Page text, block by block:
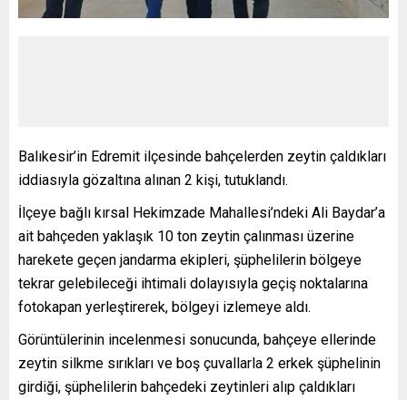
Balıkesir’in Edremit ilçesinde bahçelerden zeytin çaldıkları
iddiasıyla gözaltına alınan 2 kişi, tutuklandı.
İlçeye bağlı kırsal Hekimzade Mahallesi’ndeki Ali Baydar’a
ait bahçeden yaklaşık 10 ton zeytin çalınması üzerine
harekete geçen jandarma ekipleri, şüphelilerin bölgeye
tekrar gelebileceği ihtimali dolayısıyla geçiş noktalarına
fotokapan yerleştirerek, bölgeyi izlemeye aldı.
Görüntülerinin incelenmesi sonucunda, bahçeye ellerinde
zeytin silkme sırıkları ve boş çuvallarla 2 erkek şüphelinin
girdiği, şüphelilerin bahçedeki zeytinleri alıp çaldıkları